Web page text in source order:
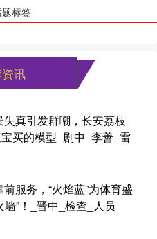
标签
讯
真引发群嘲，长安荔枝
买的模型_剧中_李善_雷
服务，“火焰蓝”为体育盛
墙”！_晋中_检查_人员